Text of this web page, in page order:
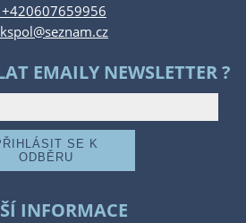
EMAILY NEWSLETTER ?
INFORMACE